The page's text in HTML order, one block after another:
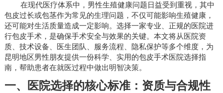
在现代医疗体系中，男性生殖健康问题日益受到重视，其中
包皮过长或包茎作为常见的生理问题，不仅可能影响生殖健康，
还可能对生活质量造成一定影响。选择一家专业、正规的医院进
行包皮手术，是确保手术安全与效果的关键。本文将从医院资
质、技术设备、医生团队、服务流程、隐私保护等多个维度，为
昆明地区男性朋友提供一份科学、实用的包皮手术医院选择指
南，帮助患者在就医过程中做出明智决策。
一、医院选择的核心标准：资质与合规性